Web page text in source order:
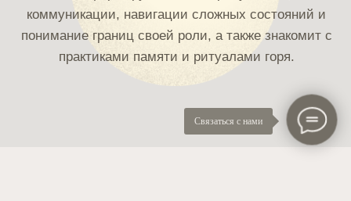
Связаться с нами